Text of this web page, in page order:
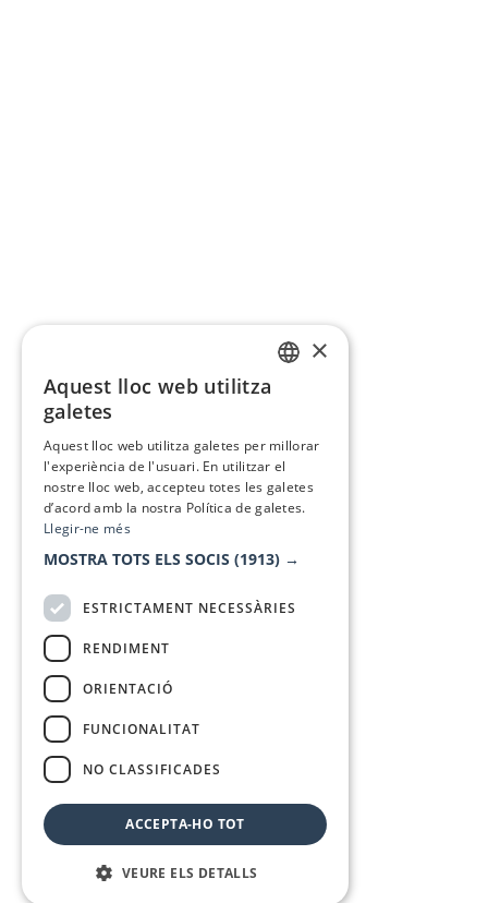
×
Aquest lloc web utilitza
galetes
Aquest lloc web utilitza galetes per millorar
l'experiència de l'usuari. En utilitzar el
nostre lloc web, accepteu totes les galetes
d’acord amb la nostra Política de galetes.
Llegir-ne més
MOSTRA TOTS ELS SOCIS (1913) →
ESTRICTAMENT NECESSÀRIES
RENDIMENT
ORIENTACIÓ
FUNCIONALITAT
NO CLASSIFICADES
ACCEPTA-HO TOT
VEURE ELS DETALLS